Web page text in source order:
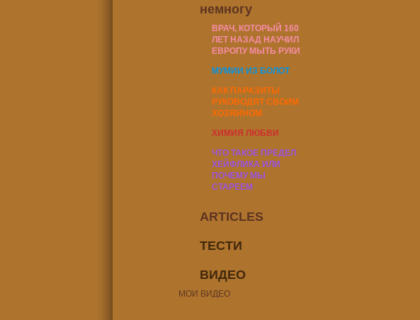
немногу
ВРАЧ, КОТОРЫЙ 160
ЛЕТ НАЗАД НАУЧИЛ
ЕВРОПУ МЫТЬ РУКИ
МУМИИ ИЗ БОЛОТ
КАК ПАРАЗИТЫ
РУКОВОДЯТ СВОИМ
ХОЗЯИНОМ
ХИМИЯ ЛЮБВИ
ЧТО ТАКОЕ ПРЕДЕЛ
ХЕЙФЛИКА ИЛИ
ПОЧЕМУ МЫ
СТАРЕЕМ
ARTICLES
ТЕСТИ
ВИДЕО
МОИ ВИДЕО